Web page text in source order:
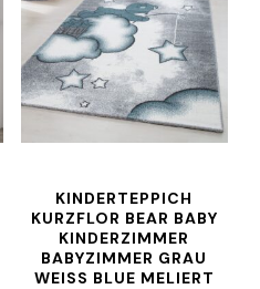
KINDERTEPPICH
KURZFLOR BEAR BABY
KINDERZIMMER
BABYZIMMER GRAU
WEISS BLUE MELIERT